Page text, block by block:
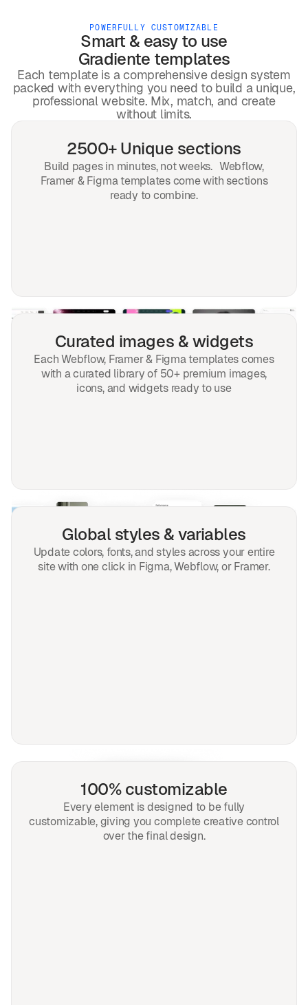
POWERFULLY CUSTOMIZABLE
Smart & easy to use
Gradiente templates
Each template is a comprehensive design system
packed with everything you need to build a unique,
professional website. Mix, match, and create
without limits.
2500+ Unique sections
Build pages in minutes, not weeks. Webflow,
Framer & Figma templates come with sections
ready to combine.
Curated images & widgets
Each Webflow, Framer & Figma templates comes
with a curated library of 50+ premium images,
icons, and widgets ready to use
Global styles & variables
Update colors, fonts, and styles across your entire
site with one click in Figma, Webflow, or Framer.
100% customizable
Every element is designed to be fully
customizable, giving you complete creative control
over the final design.